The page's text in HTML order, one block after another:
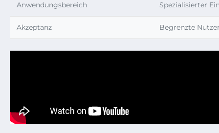
Anwendungsbereich Spezialisierter
Akzeptanz Begrenzte